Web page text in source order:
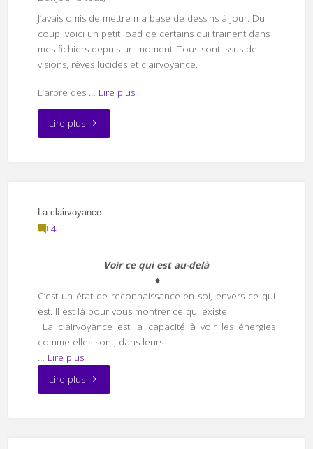
J’avais omis de mettre ma base de dessins à jour. Du
coup, voici un petit load de certains qui trainent dans
mes fichiers depuis un moment. Tous sont issus de
visions, rêves lucides et clairvoyance.
L’arbre des … Lire plus...
Lire plus"Update
La clairvoyance
4
Voir ce qui est au-delà
♦
C’est un état de reconnaissance en soi, envers ce qui
est. Il est là pour vous montrer ce qui existe.
La clairvoyance est la capacité à voir les énergies
comme elles sont, dans leurs
… Lire plus...
Lire plus"La